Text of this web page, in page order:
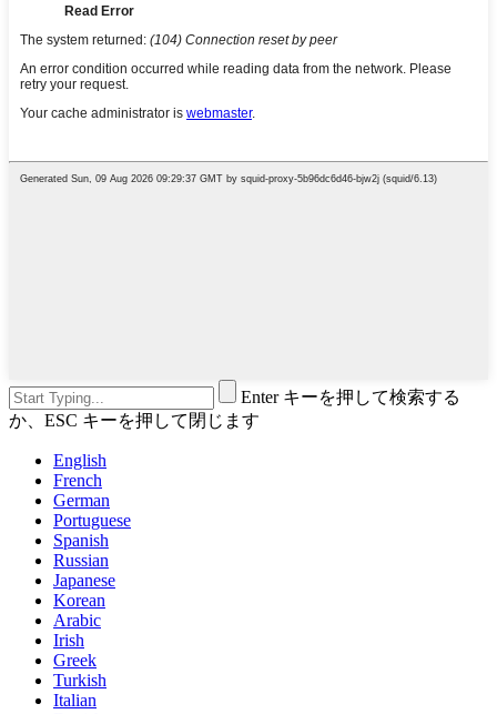
Enter キーを押して検索する
か、ESC キーを押して閉じます
English
French
German
Portuguese
Spanish
Russian
Japanese
Korean
Arabic
Irish
Greek
Turkish
Italian